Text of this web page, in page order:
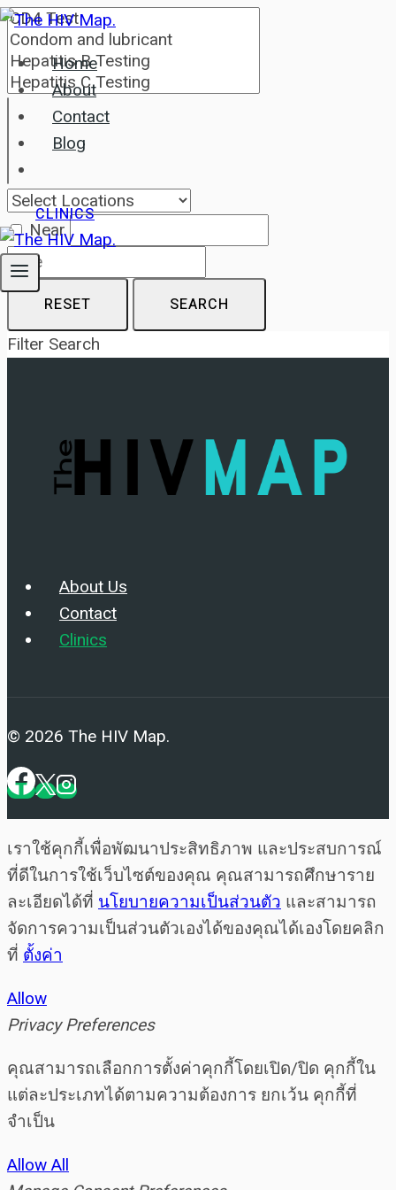
Skip
to
contentHome
About
Contact
Blog
CLINICS
Near
RESET SEARCH
Filter Search
About Us
Contact
Clinics
© 2026 The HIV Map.
เราใช้คุกกี้เพื่อพัฒนาประสิทธิภาพ และประสบการณ์
ที่ดีในการใช้เว็บไซต์ของคุณ คุณสามารถศึกษาราย
ละเอียดได้ที่ นโยบายความเป็นส่วนตัว และสามารถ
จัดการความเป็นส่วนตัวเองได้ของคุณได้เองโดยคลิก
ที่ ตั้งค่า
Allow
Privacy Preferences
คุณสามารถเลือกการตั้งค่าคุกกี้โดยเปิด/ปิด คุกกี้ใน
แต่ละประเภทได้ตามความต้องการ ยกเว้น คุกกี้ที่
จำเป็น
Allow All